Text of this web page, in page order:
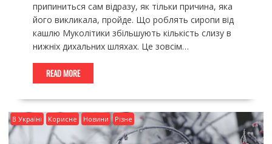
припиниться сам відразу, як тільки причина, яка
його викликала, пройде. Що роблять сиропи від
кашлю Муколітики збільшують кількість слизу в
нижніх дихальних шляхах. Це зовсім…
READ MORE
В Україні Корисне Новини Різне